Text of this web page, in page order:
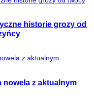
historie grozy od
nowela z aktualnym